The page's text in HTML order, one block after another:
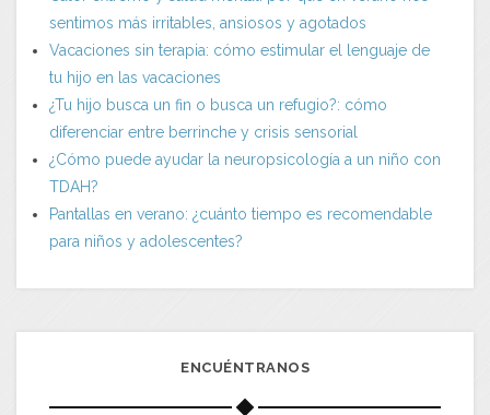
sentimos más irritables, ansiosos y agotados
Vacaciones sin terapia: cómo estimular el lenguaje de
tu hijo en las vacaciones
¿Tu hijo busca un fin o busca un refugio?: cómo
diferenciar entre berrinche y crisis sensorial
¿Cómo puede ayudar la neuropsicología a un niño con
TDAH?
Pantallas en verano: ¿cuánto tiempo es recomendable
para niños y adolescentes?
ENCUÉNTRANOS